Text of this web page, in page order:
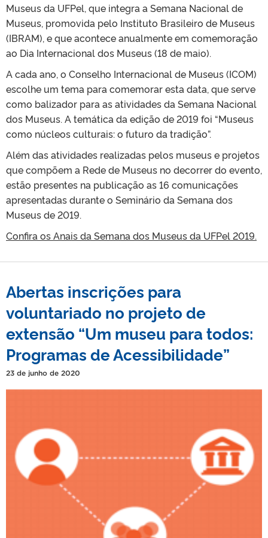
Museus da UFPel, que integra a Semana Nacional de
Museus, promovida pelo Instituto Brasileiro de Museus
(IBRAM), e que acontece anualmente em comemoração
ao Dia Internacional dos Museus (18 de maio).
A cada ano, o Conselho Internacional de Museus (ICOM)
escolhe um tema para comemorar esta data, que serve
como balizador para as atividades da Semana Nacional
dos Museus. A temática da edição de 2019 foi “Museus
como núcleos culturais: o futuro da tradição”.
Além das atividades realizadas pelos museus e projetos
que compõem a Rede de Museus no decorrer do evento,
estão presentes na publicação as 16 comunicações
apresentadas durante o Seminário da Semana dos
Museus de 2019.
Confira os Anais da Semana dos Museus da UFPel 2019.
Abertas inscrições para
voluntariado no projeto de
extensão “Um museu para todos:
Programas de Acessibilidade”
23 de junho de 2020